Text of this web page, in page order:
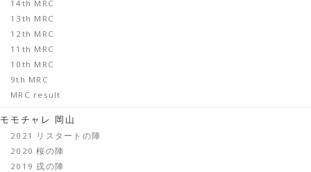
14th MRC
13th MRC
12th MRC
11th MRC
10th MRC
9th MRC
MRC result
モモチャレ 岡山
2021 リスタートの陣
2020 桜の陣
2019 戌の陣